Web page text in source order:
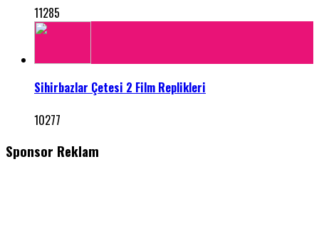
11285
Sihirbazlar Çetesi 2 Film Replikleri
10277
Sponsor Reklam